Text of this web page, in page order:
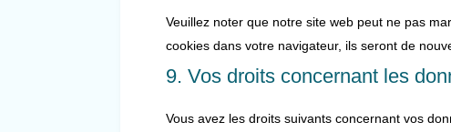
Veuillez noter que notre site web peut ne pas
cookies dans votre navigateur, ils seront de
9. Vos droits concernant les
Vous avez les droits suivants concernant vos